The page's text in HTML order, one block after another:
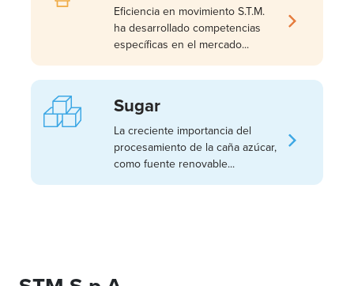
Eficiencia en movimiento S.T.M.
ha desarrollado competencias
específicas en el mercado...
Sugar
La creciente importancia del
procesamiento de la caña azúcar,
como fuente renovable...